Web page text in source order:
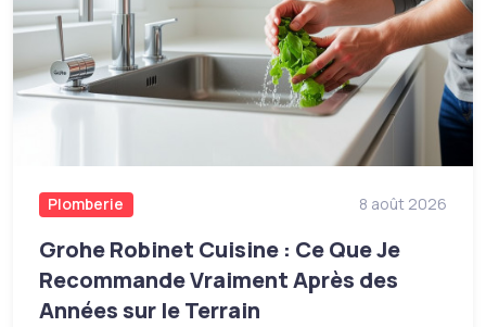
Plomberie 8 août 2026
Grohe Robinet Cuisine : Ce Que Je
Recommande Vraiment Après des
Années sur le Terrain